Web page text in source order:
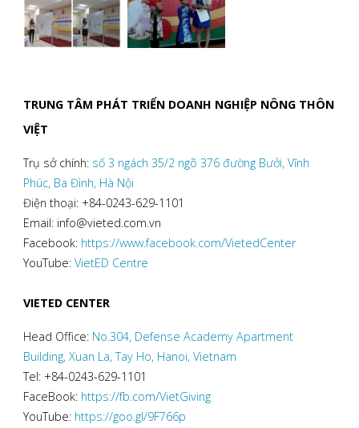
TRUNG TÂM PHÁT TRIỂN DOANH NGHIỆP NÔNG THÔN
VIỆT
Trụ sở chính: số 3 ngách 35/2 ngõ 376 đường Bưởi, Vĩnh
Phúc, Ba Đình, Hà Nội
Điện thoại: +84-0243-629-1101
Email: info@vieted.com.vn
Facebook: https://www.facebook.com/VietedCenter
YouTube: VietED Centre
VIETED CENTER
Head Office: No.304, Defense Academy Apartment
Building, Xuan La, Tay Ho, Hanoi, Vietnam
Tel: +84-0243-629-1101
FaceBook: https://fb.com/VietGiving
YouTube:https://goo.gl/9F766p